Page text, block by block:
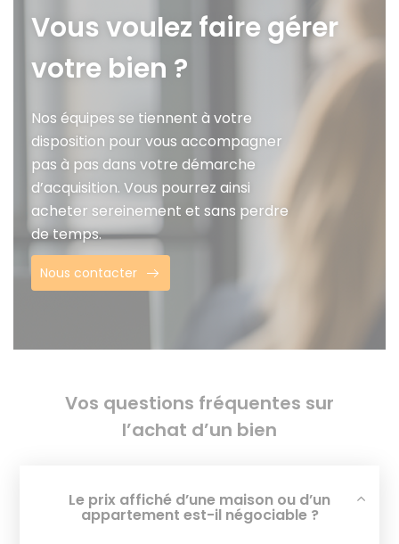
Vous voulez faire gérer
votre bien ?
Nos équipes se tiennent à votre
disposition pour vous accompagner
pas à pas dans votre démarche
d’acquisition. Vous pourrez ainsi
acheter sereinement et sans perdre
de temps.
Nous contacter
Vos questions fréquentes sur
l’achat d’un bien
Le prix affiché d’une maison ou d’un
appartement est-il négociable ?